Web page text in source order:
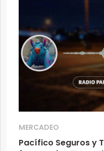
MERCADEO
Pacífico Seguros y